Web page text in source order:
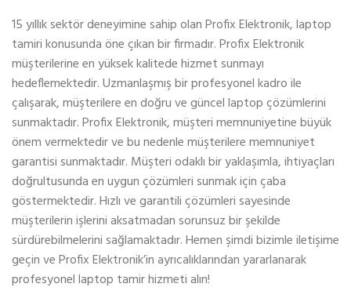
15 yıllık sektör deneyimine sahip olan Profix Elektronik, laptop
tamiri konusunda öne çıkan bir firmadır. Profix Elektronik
müşterilerine en yüksek kalitede hizmet sunmayı
hedeflemektedir. Uzmanlaşmış bir profesyonel kadro ile
çalışarak, müşterilere en doğru ve güncel laptop çözümlerini
sunmaktadır. Profix Elektronik, müşteri memnuniyetine büyük
önem vermektedir ve bu nedenle müşterilere memnuniyet
garantisi sunmaktadır. Müşteri odaklı bir yaklaşımla, ihtiyaçları
doğrultusunda en uygun çözümleri sunmak için çaba
göstermektedir. Hızlı ve garantili çözümleri sayesinde
müşterilerin işlerini aksatmadan sorunsuz bir şekilde
sürdürebilmelerini sağlamaktadır. Hemen şimdi bizimle iletişime
geçin ve Profix Elektronik’in ayrıcalıklarından yararlanarak
profesyonel laptop tamir hizmeti alın!